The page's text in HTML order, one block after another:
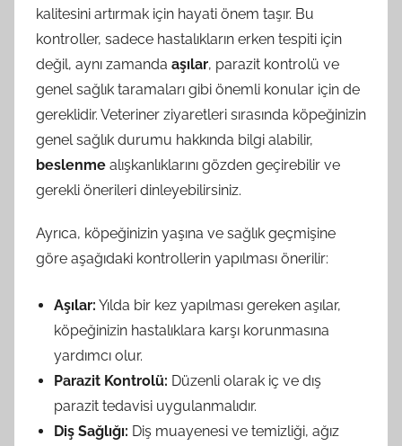
kalitesini artırmak için hayati önem taşır. Bu
kontroller, sadece hastalıkların erken tespiti için
değil, aynı zamanda aşılar, parazit kontrolü ve
genel sağlık taramaları gibi önemli konular için de
gereklidir. Veteriner ziyaretleri sırasında köpeğinizin
genel sağlık durumu hakkında bilgi alabilir,
beslenme alışkanlıklarını gözden geçirebilir ve
gerekli önerileri dinleyebilirsiniz.
Ayrıca, köpeğinizin yaşına ve sağlık geçmişine
göre aşağıdaki kontrollerin yapılması önerilir:
Aşılar: Yılda bir kez yapılması gereken aşılar,
köpeğinizin hastalıklara karşı korunmasına
yardımcı olur.
Parazit Kontrolü: Düzenli olarak iç ve dış
parazit tedavisi uygulanmalıdır.
Diş Sağlığı: Diş muayenesi ve temizliği, ağız